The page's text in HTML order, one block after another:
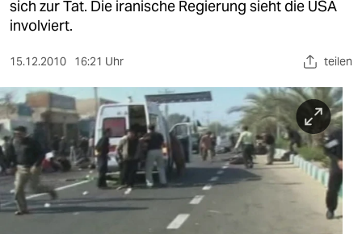
kultur
sport
berlin
nord
wahrheit
verlag
sich zur Tat. Die iranische Regierung sieht die USA
involviert.
15.12.2010 16:21 Uhr teilen